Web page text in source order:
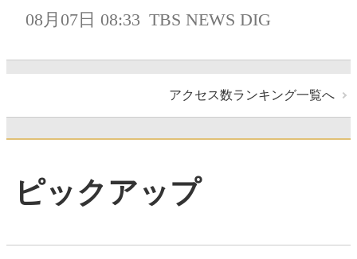
08月07日 08:33 TBS NEWS DIG
アクセス数ランキング一覧へ
ピックアップ